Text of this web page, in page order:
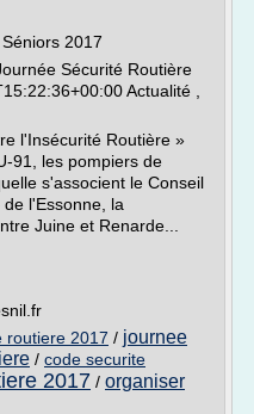
2017
Sécurité Routière
Actualité ,
l'Insécurité Routière »
91, les pompiers de
s'associent le Conseil
l'Essonne, la
Juine et Renarde...
routiere 2017 / journee
/ code securite
2017 / organiser